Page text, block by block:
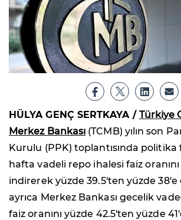
HÜLYA GENÇ SERTKAYA / Türkiye
Merkez Bankası (TCMB) yılın son
Kurulu (PPK) toplantısında politika
hafta vadeli repo ihalesi faiz
indirerek yüzde 39.5'ten yüzde 38'e
ayrıca Merkez Bankası gecelik
faiz oranını yüzde 42.5'ten yüzde